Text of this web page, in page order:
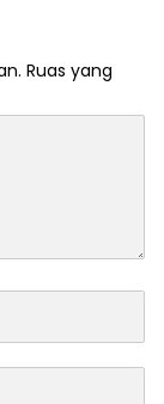
Ruas yang